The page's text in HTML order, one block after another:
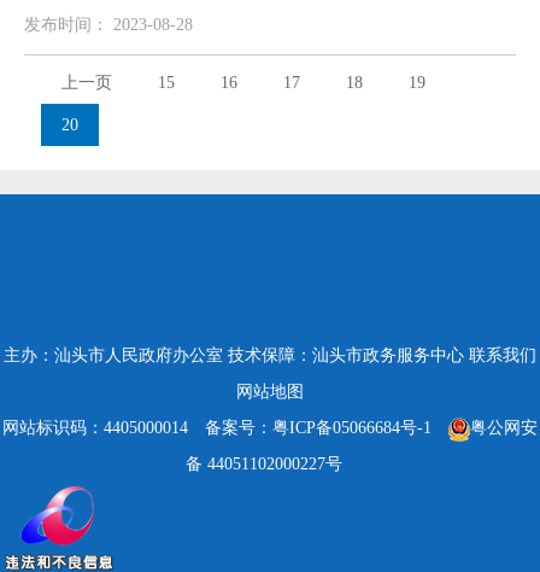
发布时间： 2023-08-28
上一页 15 16 17 18 19
20
主办：汕头市人民政府办公室 技术保障：汕头市政务服务中心 联系我们
网站地图
网站标识码：4405000014
备案号：粤ICP备05066684号-1
粤公网安
备 44051102000227号